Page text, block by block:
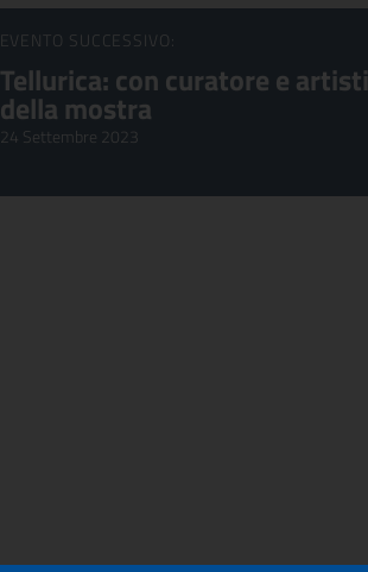
EVENTO SUCCESSIVO:
Tellurica: con curatore e artisti
della mostra
24 Settembre 2023